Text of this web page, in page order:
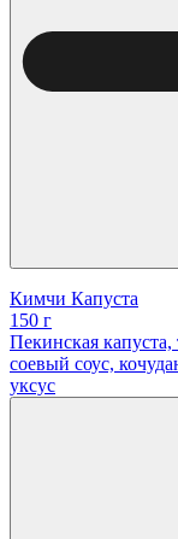
Кимчи Капуста
150 г
Пекинская
соевый соус,
уксус